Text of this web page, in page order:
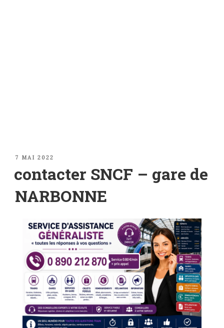
PUBLIÉ
7 MAI 2022
contacter SNCF – gare de
NARBONNE